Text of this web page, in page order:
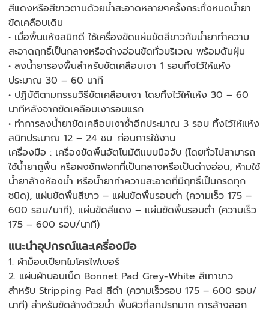
สีแดงหรือสีขาวตามด้วยน้ำสะอาดหลายๆครั้งกระทั่งหมดน้ำยา
ขัดเคลือบเดิม
• เมื่อพื้นแห้งสนิทดี ใช้เครื่องขัดแผ่นขัดสีขาวกับน้ำยาทำความ
สะอาดฤทธิ์เป็นกลางหรือด่างอ่อนขัดทั่วบริเวณ พร้อมดันฝุ่น
• ลงน้ำยารองพื้นสำหรับขัดเคลือบเงา 1 รอบทิ้งไว้ให้แห้ง
ประมาณ 30 – 60 นาที
• ปฏิบัติตามกรรมวิธีขัดเคลือบเงา โดยทิ้งไว้ให้แห้ง 30 – 60
นาทีหลังจากขัดเคลือบเงารอบแรก
• ทำการลงน้ำยาขัดเคลือบเงาซ้ำอีกประมาณ 3 รอบ ทิ้งไว้ให้แห้ง
สนิทประมาณ 12 – 24 ชม. ก่อนการใช้งาน
เครื่องมือ : เครื่องขัดพื้นอัตโนมัติแบบมือจับ (โดยทั่วไปสามารถ
ใช้น้ำยาถูพื้น หรือผงซักฟอกที่เป็นกลางหรือเป็นด่างอ่อน, ห้ามใช้
น้ำยาล้างห้องน้ำ หรือน้ำยาทำความสะอาดที่มีฤทธิ์เป็นกรดทุก
ชนิด), แผ่นขัดพื้นสีขาว – แผ่นขัดพื้นรอบต่ำ (ความเร็ว 175 –
600 รอบ/นาที), แผ่นขัดสีแดง – แผ่นขัดพื้นรอบต่ำ (ความเร็ว
175 – 600 รอบ/นาที)
แนะนำอุปกรณ์และเครื่องมือ
1. ผ้าม็อบเปียกไมโครไฟเบอร์
2. แผ่นผ้าบอนเน็ต Bonnet Pad Grey-White สีเทาขาว
สำหรับ Stripping Pad สีดำ (ความเร็วรอบ 175 – 600 รอบ/
นาที) สำหรับขัดล้างด้วยน้ำ พื้นผิวที่สกปรกมาก การล้างลอก